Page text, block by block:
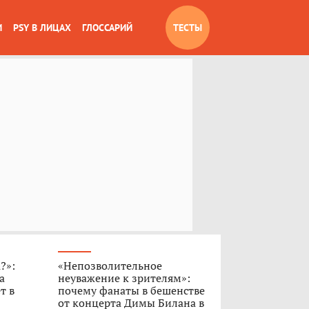
PSY В ЛИЦАХ ГЛОССАРИЙ ТЕСТЫ
в
«Непозволительное
неуважение к зрителям»:
почему фанаты в бешенстве
от концерта Димы Билана в